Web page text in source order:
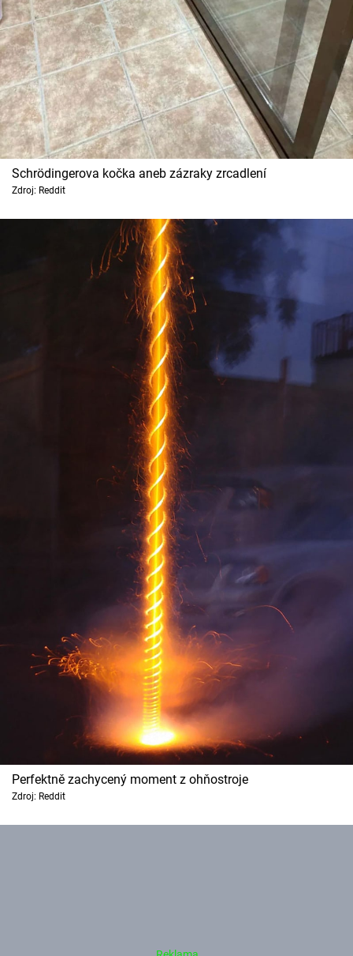
Cool Esport
Pořady
TV Program
Sledujte prima+
Přihlášení
Schrödingerova kočka aneb zázraky zrcadlení
Zdroj: Reddit
Perfektně zachycený moment z ohňostroje
Zdroj: Reddit